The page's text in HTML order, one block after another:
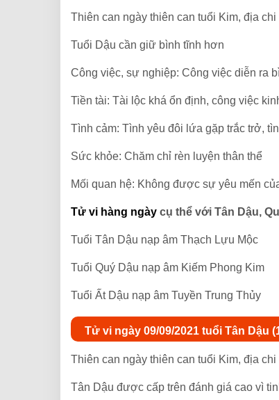
Thiên can ngày thiên can tuổi Kim, địa
Tuổi Dậu cần giữ bình tĩnh hơn
Công việc, sự nghiệp: Công việc diễn ra
Tiền tài: Tài lộc khá ổn định, công việc
Tình cảm: Tình yêu đôi lứa gặp trắc trở,
Sức khỏe: Chăm chỉ rèn luyện thân thể
Mối quan hệ: Không được sự yêu mến
Tử vi hàng ngày cụ thể với Tân Dậu,
Tuổi Tân Dậu nạp âm Thạch Lựu Mộc
Tuổi Quý Dậu nạp âm Kiếm Phong Kim
Tuổi Ất Dậu nạp âm Tuyền Trung Thủy
Tử vi ngày 09/09/2021 tuổi Tân Dậu
Thiên can ngày thiên can tuổi Kim, địa
Tân Dậu được cấp trên đánh giá cao vì